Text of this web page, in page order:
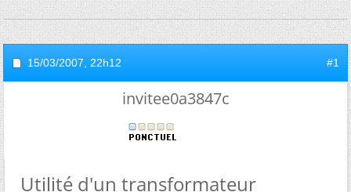
15/03/2007, 22h12 #1
invitee0a3847c
Utilité d'un transformateur